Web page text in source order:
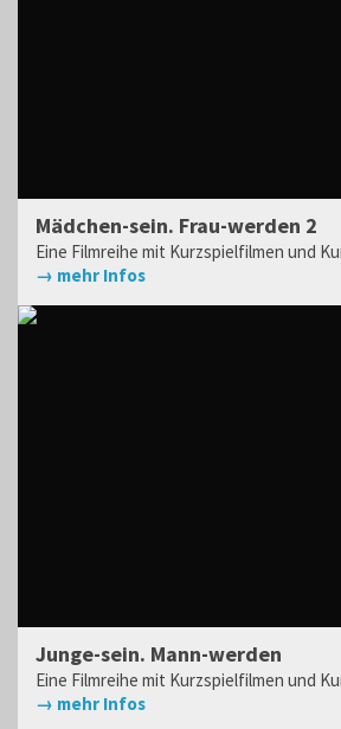
Mädchen-sein. Frau-werden 2
Eine Filmreihe mit Kurzspielfilmen und
→ mehr Infos
Junge-sein. Mann-werden
Eine Filmreihe mit Kurzspielfilmen und
→ mehr Infos